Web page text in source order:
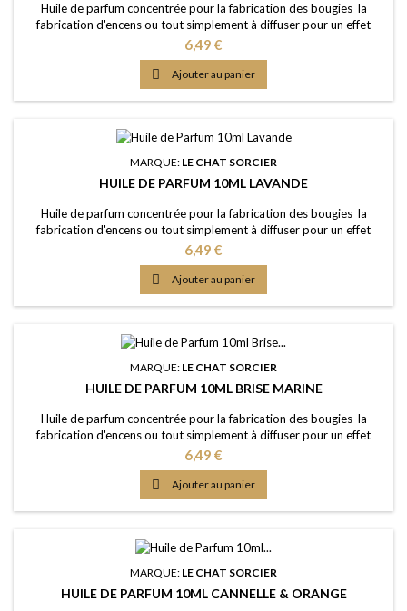
Huile de parfum concentrée pour la fabrication des bougies la
fabrication d'encens ou tout simplement à diffuser pour un effet
intense Caractère: fragrance florale, séduisante et décadente Point
d'Eclair: &gt;61°C Couleur: Jaune clair Dosage conseillé: entre 2% et
5% Documentation: Fiche de données de sécurité téléchargeable
(lien dessous)
Prix
6,49 €
 Ajouter au panier
MARQUE: LE CHAT SORCIER
HUILE DE PARFUM 10ML LAVANDE
Huile de parfum concentrée pour la fabrication des bougies la
fabrication d'encens ou tout simplement à diffuser pour un effet
intense Caractère: sans équivoque, riche, herbacé, relaxant Point
d'Eclair: &gt;61°C Couleur: Incolorée Dosage conseillé: entre 2% et
5% Documentation: Fiche de données de sécurité téléchargeable
(lien dessous)
Prix
6,49 €
 Ajouter au panier
MARQUE: LE CHAT SORCIER
HUILE DE PARFUM 10ML BRISE MARINE
Huile de parfum concentrée pour la fabrication des bougies la
fabrication d'encens ou tout simplement à diffuser pour un effet
intense Caractère: senteur iodée fraîche avec des notes aquatiques
Point d'Eclair: &gt;46°C Couleur: Incolorée Dosage conseillé: entre
2% et 5% Documentation: Fiche de données de sécurité
téléchargeable (lien dessous)
Prix
6,49 €
 Ajouter au panier
MARQUE: LE CHAT SORCIER
HUILE DE PARFUM 10ML CANNELLE & ORANGE